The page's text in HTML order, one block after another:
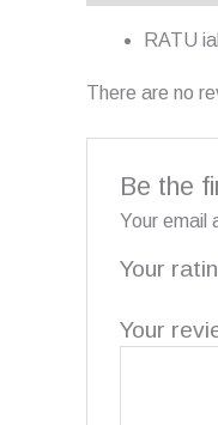
RATU
There are no
Be the
Your email
Your
Your